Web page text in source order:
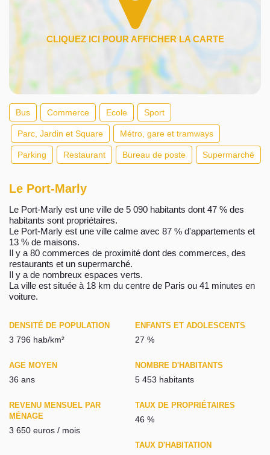
Bus Commerce Ecole Sport
Parc, Jardin et Square Métro, gare et tramways
Parking Restaurant Bureau de poste Supermarché
Le Port-Marly
Le Port-Marly est une ville de 5 090 habitants dont 47 % des
habitants sont propriétaires.
Le Port-Marly est une ville calme avec 87 % d'appartements et
13 % de maisons.
Il y a 80 commerces de proximité dont des commerces, des
restaurants et un supermarché.
Il y a de nombreux espaces verts.
La ville est située à 18 km du centre de Paris ou 41 minutes en
voiture.
DENSITÉ DE POPULATION
3 796 hab/km²
ENFANTS ET ADOLESCENTS
27 %
AGE MOYEN
36 ans
NOMBRE D'HABITANTS
5 453 habitants
REVENU MENSUEL PAR
MÉNAGE
3 650 euros / mois
TAUX DE PROPRIÉTAIRES
46 %
TAUX D'HABITATION